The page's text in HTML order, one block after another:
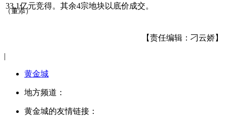
33.1亿元竞得。其余4宗地块以底价成交。
（董添）
【责任编辑：刁云娇】
|
黄金城
地方频道：
黄金城的友情链接：